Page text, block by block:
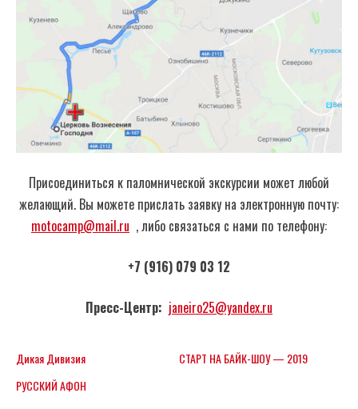
Присоединиться к паломнической экскурсии может любой
желающий. Вы можете прислать заявку на электронную почту:
motocamp@mail.ru , либо связаться c нами по телефону:
+7 (916) 079 03 12
Пресс-Центр: janeiro25@yandex.ru
Дикая Дивизия
СТАРТ НА БАЙК-ШОУ — 2019
РУССКИЙ АФОН